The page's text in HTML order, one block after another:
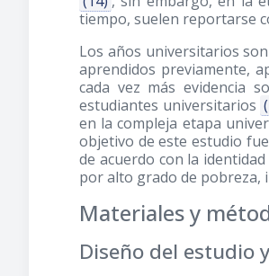
tiempo, suelen reportarse
Los años universitarios
aprendidos previamente,
cada vez más evidencia
estudiantes universitarios
en la compleja etapa
objetivo de este estudio
de acuerdo con la
por alto grado de pobreza,
Materiales y
Diseño del estudio